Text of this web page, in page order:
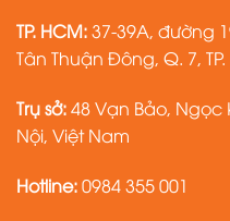
TP. HCM:37-39A, đường
Tân Thuận Đông, Q. 7,
Trụ sở:48 Vạn Bảo, Ngọc
Nội, Việt Nam
Hotline:0984 355 001